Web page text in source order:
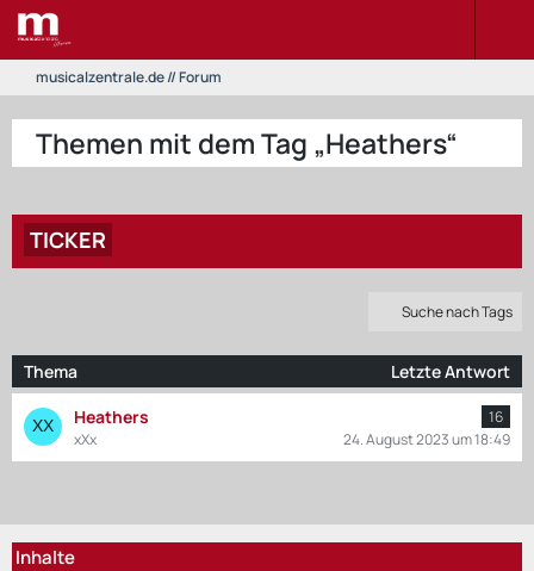
musicalzentrale.de // Forum
Themen mit dem Tag „Heathers“
TICKER
Suche nach Tags
Thema
Letzte Antwort
Heathers
16
xXx
24. August 2023 um 18:49
Inhalte